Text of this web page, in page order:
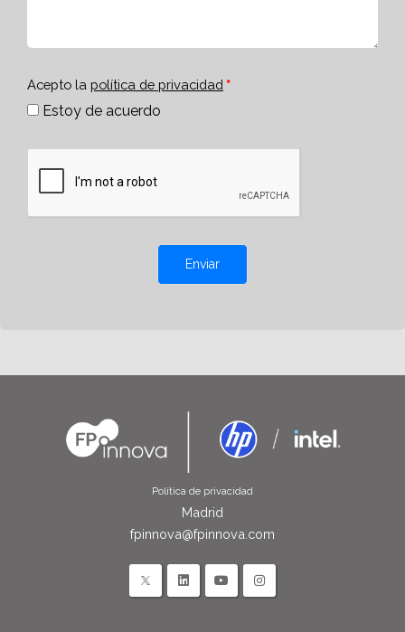
Acepto la política de privacidad
Estoy de acuerdo
Enviar
Política de privacidad
Madrid
fpinnova@fpinnova.com